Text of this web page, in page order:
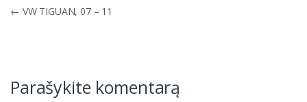
Navigacija
← VW TIGUAN, 07 – 11
Parašykite komentarą